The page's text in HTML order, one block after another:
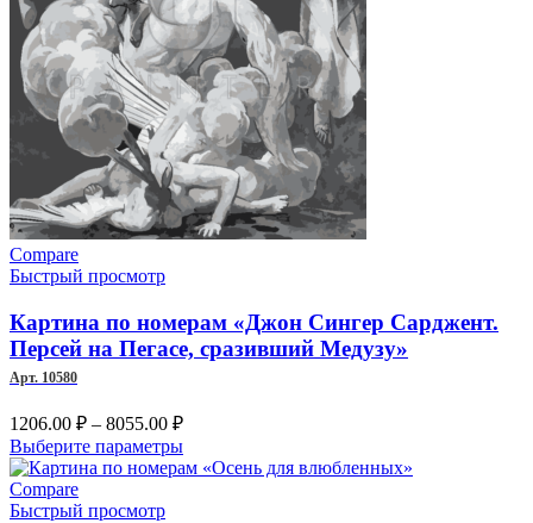
Compare
Быстрый просмотр
Картина по номерам «Джон Сингер Сарджент.
Персей на Пегасе, сразивший Медузу»
Арт. 10580
1206.00 ₽ – 8055.00 ₽Диапазон
цен:
1206.00 ₽
Выберите параметрыЭтот
товар
Compare
Быстрый просмотр